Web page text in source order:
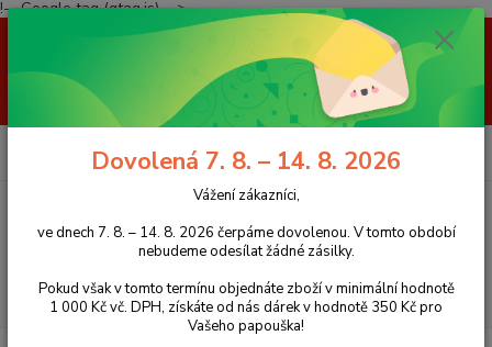
!-- Google tag (gtag.js) -->
Vážení zákazníci, ve dnech 7. 8. – 14. 8. 2026 čerpáme dovolenou. V
tomto období nebudeme odesílat žádné zásilky. Pokud však v tomto
termínu objednáte zboží v minimální hodnotě 1 000 Kč vč. DPH, získáte
od nás dárek v hodnotě 350 Kč pro Vašeho papouška! Děkujeme za
pochopení a přejeme krásné léto!
Menu
CZK
Hledat
(Po-Pá, 8-16 hod.)Dovolená 7. 8. – 14. 8. 2026
Vážení zákazníci,
ve dnech 7. 8. – 14. 8. 2026 čerpáme dovolenou. V tomto období
nebudeme odesílat žádné zásilky.
Pokud však v tomto termínu objednáte zboží v minimální hodnotě
1 000 Kč vč. DPH, získáte od nás dárek v hodnotě 350 Kč pro
Vašeho papouška!